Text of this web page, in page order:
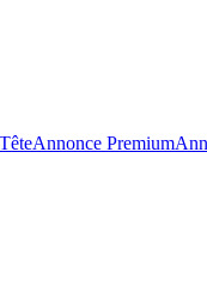
Annonce Premium